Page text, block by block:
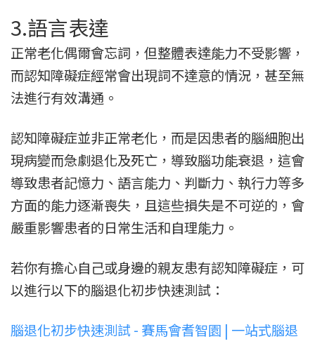
3.語言表達
正常老化偶爾會忘詞，但整體表達能力不受影響，
而認知障礙症經常會出現詞不達意的情況，甚至無
法進行有效溝通。
認知障礙症並非正常老化，而是因患者的腦細胞出
現病變而急劇退化及死亡，導致腦功能衰退，這會
導致患者記憶力、語言能力、判斷力、執行力等多
方面的能力逐漸喪失，且這些損失是不可逆的，會
嚴重影響患者的日常生活和自理能力。
若你有擔心自己或身邊的親友患有認知障礙症，可
以進行以下的腦退化初步快速測試：
腦退化初步快速測試 - 賽馬會耆智園 | 一站式腦退